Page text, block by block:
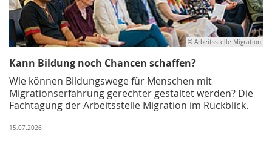
© Arbeitsstelle Migration
Kann Bildung noch Chancen schaffen?
Wie können Bildungswege für Menschen mit
Migrationserfahrung gerechter gestaltet werden? Die
Fachtagung der Arbeitsstelle Migration im Rückblick.
15.07.2026